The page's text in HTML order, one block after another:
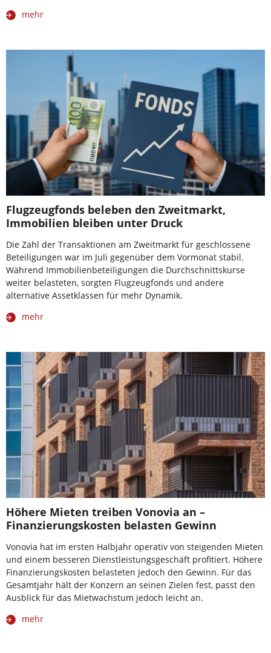
mehr
Flugzeugfonds beleben den Zweitmarkt,
Immobilien bleiben unter Druck
Die Zahl der Transaktionen am Zweitmarkt für geschlossene
Beteiligungen war im Juli gegenüber dem Vormonat stabil.
Während Immobilienbeteiligungen die Durchschnittskurse
weiter belasteten, sorgten Flugzeugfonds und andere
alternative Assetklassen für mehr Dynamik.
mehr
Höhere Mieten treiben Vonovia an –
Finanzierungskosten belasten Gewinn
Vonovia hat im ersten Halbjahr operativ von steigenden Mieten
und einem besseren Dienstleistungsgeschäft profitiert. Höhere
Finanzierungskosten belasteten jedoch den Gewinn. Für das
Gesamtjahr hält der Konzern an seinen Zielen fest, passt den
Ausblick für das Mietwachstum jedoch leicht an.
mehr